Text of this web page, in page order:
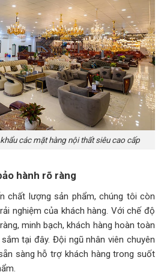
các mặt hàng nội thất siêu cao cấp
hành rõ ràng
chất lượng sản phẩm, chúng tôi còn
nghiệm của khách hàng. Với chế độ
minh bạch, khách hàng hoàn toàn
tại đây. Đội ngũ nhân viên chuyên
sàng hỗ trợ khách hàng trong suốt